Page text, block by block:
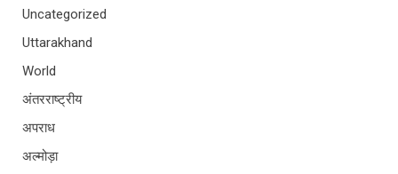
Uncategorized
Uttarakhand
World
अंतरराष्ट्रीय
अपराध
अल्मोड़ा